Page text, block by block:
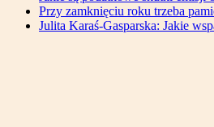
Przy zamknięciu roku trzeba
Julita Karaś-Gasparska: Jakie